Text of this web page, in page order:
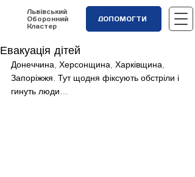
Львівський
Оборонний
Кластер
ДОПОМОГТИ
Евакуація дітей
Донеччина, Херсонщина, Харківщина,
Запоріжжя. Тут щодня фіксують обстріли і
гинуть люди…